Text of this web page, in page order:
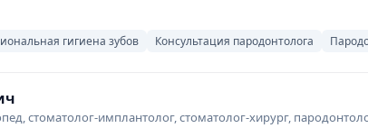
гигиена зубов Консультация пародонтолога
стоматолог-имплантолог, стоматолог-хирург,